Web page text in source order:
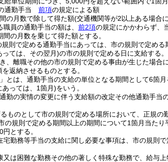
通勤手当 前項の規定による額
の月数で除して得た額(交通機関等が2以上ある場合
員の通勤手当の額は、 前2項の規定にかかわらず、
の月数を乗じて得た額とする。
規則で定める通勤手当にあっては、市の規則で定める
っては、その翌月)の市の規則で定める日に支給する。
、離職その他の市の規則で定める事由が生じた場
返納させるものとする。
とは、通勤手当の支給の単位となる期間として6箇
っては、1箇月)をいう。
勤の実情の変更に伴う支給額の改定その他通勤手当
ものとして市の規則で定める場所において、正規の
の規則で定める期間以上の期間について1箇月当た
とする。
勤務等手当の支給に関し必要な事項は、市の規則で
又は困難な勤務その他の著しく特殊な勤務で、給与